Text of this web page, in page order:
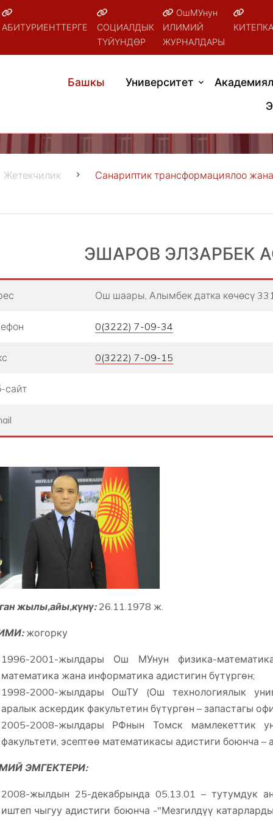
АБИТУРИЕНТТЕРГЕ
СОЦИАЛДЫК
ТҮЙҮНДӨР
ОшМУнун
ИЛИМИЙ
ЖУРНАЛДАРЫ
Башкы Университет
Жетекчилик Санариптик трансформациялоо
ЭШАРОВ ЭЛЗАРБЕК
Ош шаары, Алымбек датка көчөсү
0(3222) 7-09-34
0(3222) 7-09-15
сайт
жылы,айы,күнү: 26.11.1978 ж.
жогорку
1996-2001-жылдары Ош МУнун физика-
математика жана информатика адистигин бүтүргөн;
1998-2000-жылдары ОшТУ (Ош технологиялык
аралык аскердик факультетин бүтүргөн – запастагы
2005-2008-жылдары РФнын Томск мамлекеттик
факультети, эсептөө математикасы адистиги боюнча –
ЭМГЕКТЕРИ:
2008-жылдын 25-декабрында 05.13.01 – тутумдук
иштеп чыгуу адистиги боюнча -"Мезгилдүү